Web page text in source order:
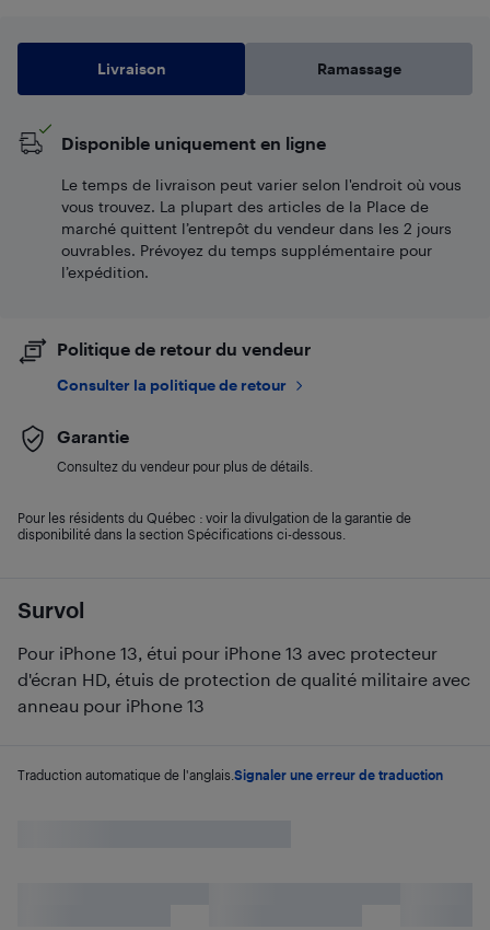
Survol
Pour iPhone 13, étui pour iPhone 13 avec protecteur
d'écran HD, étuis de protection de qualité militaire avec
anneau pour iPhone 13
Traduction automatique de l'anglais. Signaler une erreur de traduction
Livraison Ramassage
Disponible uniquement en ligne
Le temps de livraison peut varier selon l'endroit où vous
vous trouvez. La plupart des articles de la Place de
marché quittent l’entrepôt du vendeur dans les 2 jours
ouvrables. Prévoyez du temps supplémentaire pour
l’expédition.
Politique de retour du vendeur
Consulter la politique de retour
Garantie
Consultez du vendeur pour plus de détails.
Pour les résidents du Québec : voir la divulgation de la garantie de
disponibilité dans la section Spécifications ci-dessous.